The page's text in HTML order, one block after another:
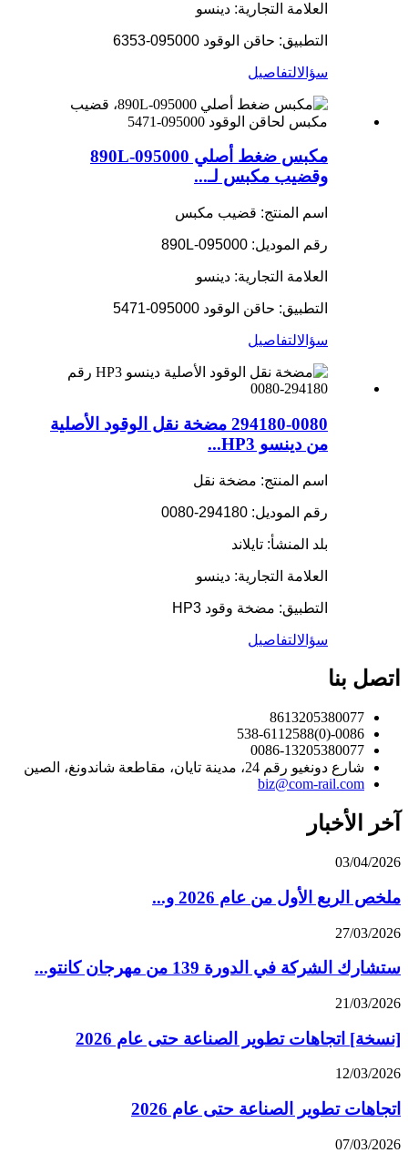
العلامة التجارية: دينسو
التطبيق: حاقن الوقود 095000-6353
سؤالالتفاصيل
مكبس ضغط أصلي 095000-890L
وقضيب مكبس لـ...
اسم المنتج: قضيب مكبس
رقم الموديل: 095000-890L
العلامة التجارية: دينسو
التطبيق: حاقن الوقود 095000-5471
سؤالالتفاصيل
294180-0080 مضخة نقل الوقود الأصلية
من دينسو HP3...
اسم المنتج: مضخة نقل
رقم الموديل: 294180-0080
بلد المنشأ: تايلاند
العلامة التجارية: دينسو
التطبيق: مضخة وقود HP3
سؤالالتفاصيل
اتصل بنا
8613205380077
0086-(0)538-6112588
0086-13205380077
شارع دونغيو رقم 24، مدينة تايان، مقاطعة شاندونغ، الصين
biz@com-rail.com
آخر الأخبار
03/04/2026
ملخص الربع الأول من عام 2026 و...
27/03/2026
ستشارك الشركة في الدورة 139 من مهرجان كانتو...
21/03/2026
[نسخة] اتجاهات تطوير الصناعة حتى عام 2026
12/03/2026
اتجاهات تطوير الصناعة حتى عام 2026
07/03/2026